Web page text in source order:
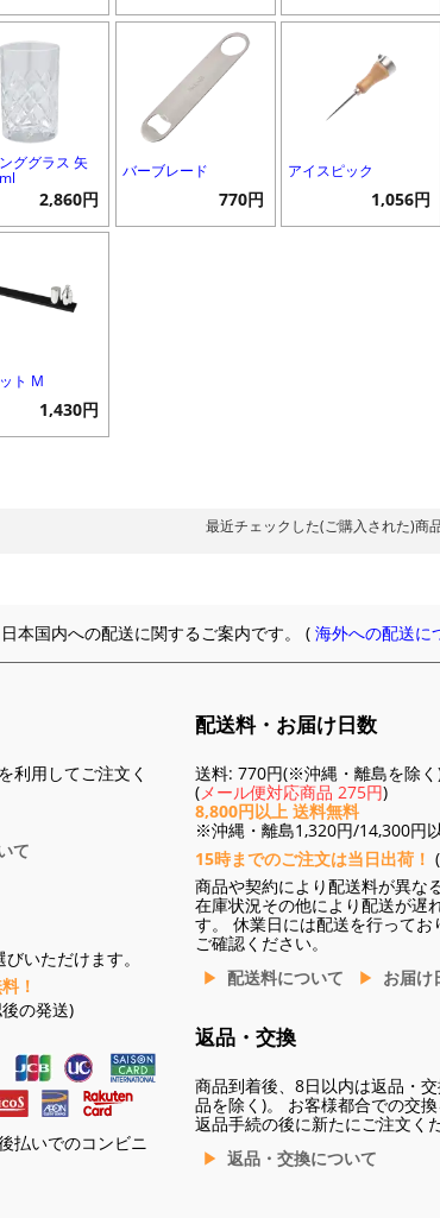
ググラス 矢
2,860円
バーブレード
770円
アイスピック
1,056円
ト M
1,430円
最近チェックした(ご購入された)商
日本国内への配送に関するご案内です。 (海外への配送に
利用してご注文く
て
いただけます。
！
の発送)
払いでのコンビニ
配送料・お届け日数
送料: 770円(※沖縄・離島を除く
(メール便対応商品 275円)
8,800円以上 送料無料
※沖縄・離島1,320円/14,300円
15時までのご注文は当日出荷！
商品や契約により配送料が異な
在庫状況その他により配送が遅
す。 休業日には配送を行ってお
ご確認ください。
配送料について
お届け
返品・交換
商品到着後、8日以内は返品・
品を除く)。 お客様都合での交換
返品手続の後に新たにご注文く
返品・交換について